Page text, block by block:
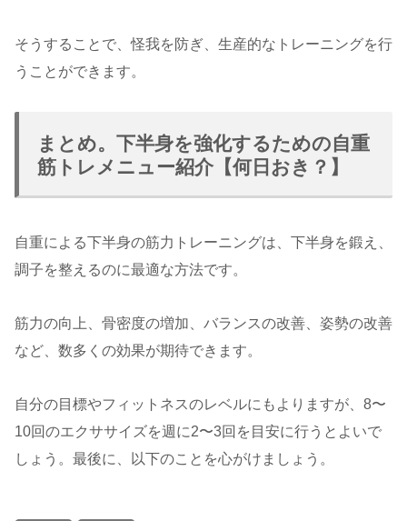
そうすることで、怪我を防ぎ、生産的なトレーニングを行
うことができます。
まとめ。下半身を強化するための自重
筋トレメニュー紹介【何日おき？】
自重による下半身の筋力トレーニングは、下半身を鍛え、
調子を整えるのに最適な方法です。
筋力の向上、骨密度の増加、バランスの改善、姿勢の改善
など、数多くの効果が期待できます。
自分の目標やフィットネスのレベルにもよりますが、8〜
10回のエクササイズを週に2〜3回を目安に行うとよいで
しょう。最後に、以下のことを心がけましょう。